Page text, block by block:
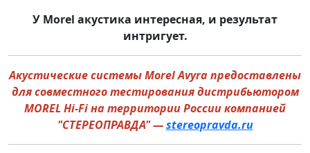
У Morel акустика интересная, и результат
интригует.
Акустические системы Morel Avyra предоставлены
для совместного тестирования дистрибьютором
MOREL Hi-Fi на территории России компанией
"СТЕРЕОПРАВДА" —stereopravda.ru